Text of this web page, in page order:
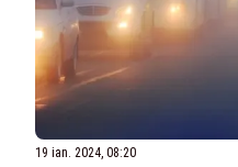
19 ian. 2024, 08:20